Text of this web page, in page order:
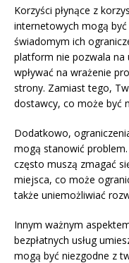
Korzyści płynące z
internetowych mogą
świadomym ich
platform nie pozwala na
wpływać na wrażenie
strony. Zamiast tego,
dostawcy, co może być
Dodatkowo,
mogą stanowić
często muszą zmagać
miejsca, co może
także uniemożliwiać
Innym ważnym
bezpłatnych usług
mogą być niezgodne z